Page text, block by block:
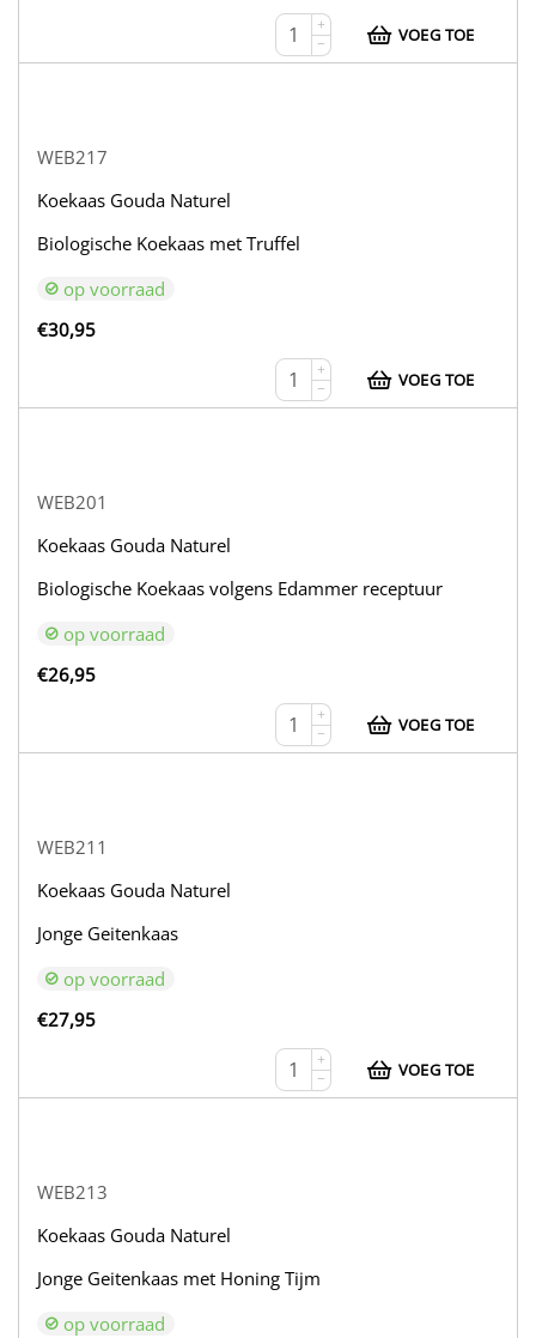
+
−
VOEG TOE
WEB217
Koekaas Gouda Naturel
Biologische Koekaas met Truffel
op voorraad
€30,95
+
−
VOEG TOE
WEB201
Koekaas Gouda Naturel
Biologische Koekaas volgens Edammer receptuur
op voorraad
€26,95
+
−
VOEG TOE
WEB211
Koekaas Gouda Naturel
Jonge Geitenkaas
op voorraad
€27,95
+
−
VOEG TOE
WEB213
Koekaas Gouda Naturel
Jonge Geitenkaas met Honing Tijm
op voorraad